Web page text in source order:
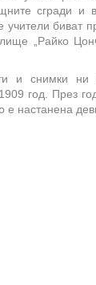
сгради и
биват
„Райко
и снимки
год. През
настанена